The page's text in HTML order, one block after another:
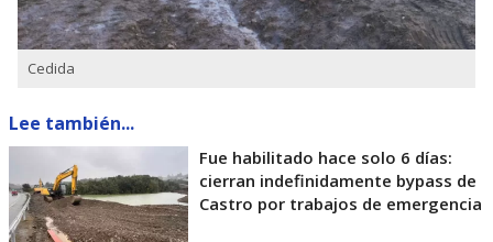
Cedida
Lee también...
Fue habilitado hace solo 6 días:
cierran indefinidamente bypass de
Castro por trabajos de emergencia